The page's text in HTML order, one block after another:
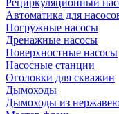
Рециркуляционный
Автоматика для
Погружные насосы
Дренажные насосы
Поверхностные насосы
Насосные станции
Оголовки для скважин
Дымоходы
Дымоходы из